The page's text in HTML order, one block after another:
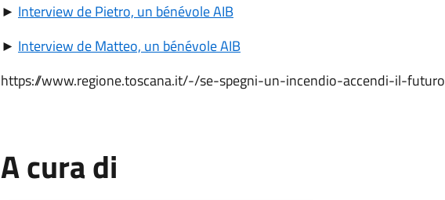
► Interview de Pietro, un bénévole AIB
► Interview de Matteo, un bénévole AIB
https://www.regione.toscana.it/-/se-spegni-un-incendio-accendi-il-futuro
A cura di